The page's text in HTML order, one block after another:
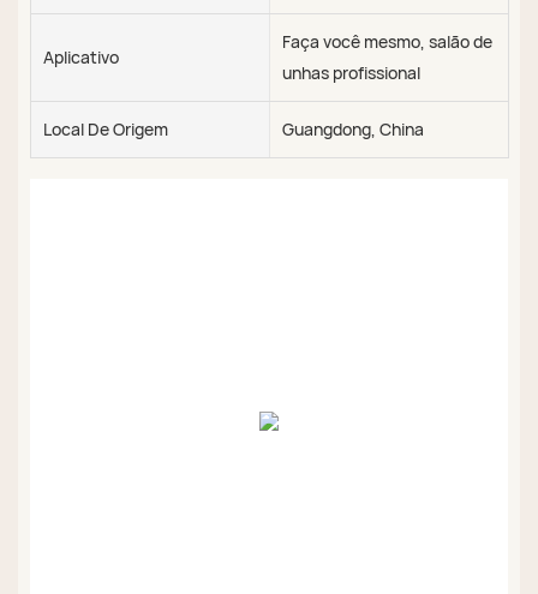
Aplicativo
Faça você mesmo, salão de
unhas profissional
Local De Origem Guangdong, China